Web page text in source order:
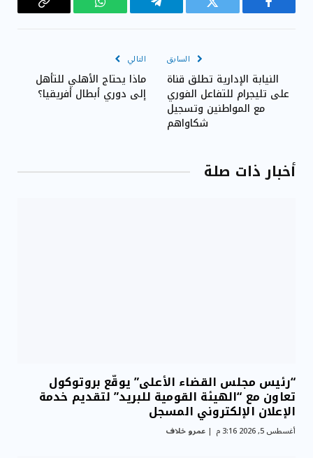
فيسبوك تويتر تيلقرام واتساب
Copy
السابق
النيابة الإدارية تطلق قناة
على تليجرام للتفاعل الفوري
مع المواطنين وتسجيل
شكاواهم
التالي
ماذا يحتاج الأهلي للتأهل
إلى دوري أبطال أفريقيا؟
أخبار ذات صلة
“رئيس مجلس القضاء الأعلى” يوقّع بروتوكول
تعاون مع “الهيئة القومية للبريد” لتقديم خدمة
الإعلان الإلكتروني المسجل
أغسطس 5, 2026 3:16 م عمرو خلاف